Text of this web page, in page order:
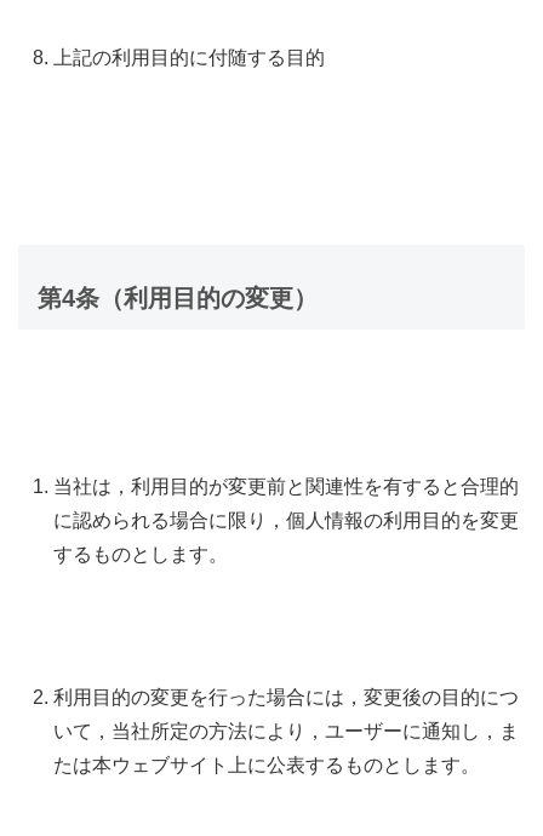
上記の利用目的に付随する目的
第4条（利用目的の変更）
当社は，利用目的が変更前と関連性を有すると合理的
に認められる場合に限り，個人情報の利用目的を変更
するものとします。
利用目的の変更を行った場合には，変更後の目的につ
いて，当社所定の方法により，ユーザーに通知し，ま
たは本ウェブサイト上に公表するものとします。